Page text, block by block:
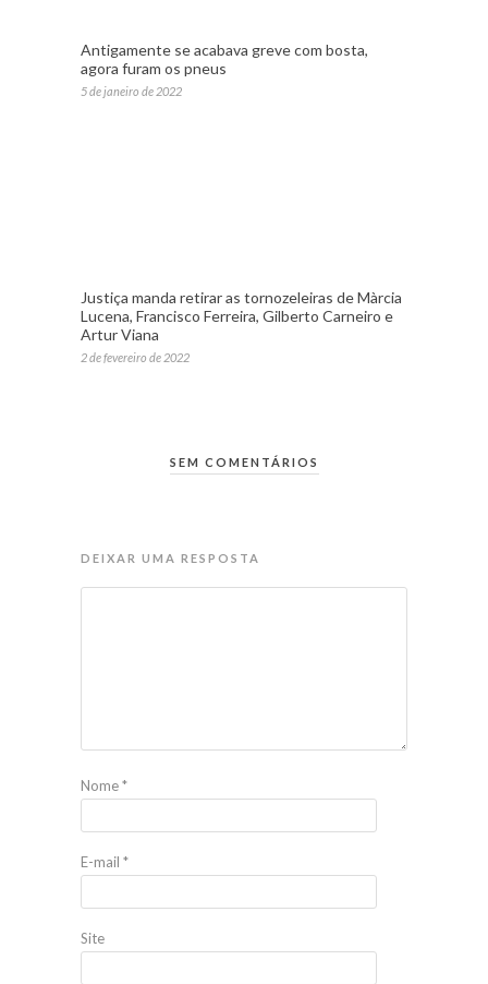
Antigamente se acabava greve com bosta,
agora furam os pneus
5 de janeiro de 2022
Justiça manda retirar as tornozeleiras de Màrcia
Lucena, Francisco Ferreira, Gilberto Carneiro e
Artur Viana
2 de fevereiro de 2022
SEM COMENTÁRIOS
DEIXAR UMA RESPOSTA
Nome*
E-mail *
Site